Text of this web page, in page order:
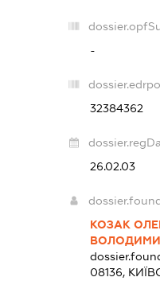
-
32384362
26.02.03
КОЗАК
08136,